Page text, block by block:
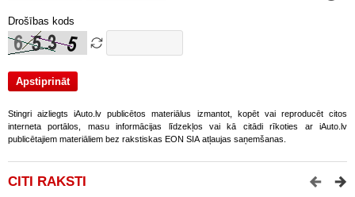
Drošības kods
Stingri aizliegts iAuto.lv publicētos materiālus izmantot, kopēt vai reproducēt citos
interneta portālos, masu informācijas līdzekļos vai kā citādi rīkoties ar iAuto.lv
publicētajiem materiāliem bez rakstiskas EON SIA atļaujas saņemšanas.
CITI RAKSTI